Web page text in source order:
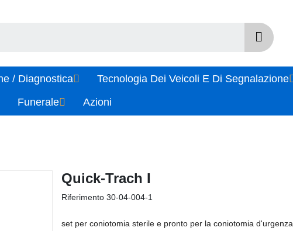
/ Diagnostica Tecnologia Dei Veicoli E Di Segnalazione
Funerale
Azioni
Quick-Trach I
Riferimento 30-04-004-1
set per coniotomia sterile e pronto per la coniotomia d'urgenza